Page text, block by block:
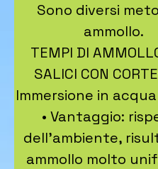
Sono diversi
ammollo.
TEMPI DI
SALICI CON
Immersione in
• Vantaggio:
dell'ambiente,
ammollo molto